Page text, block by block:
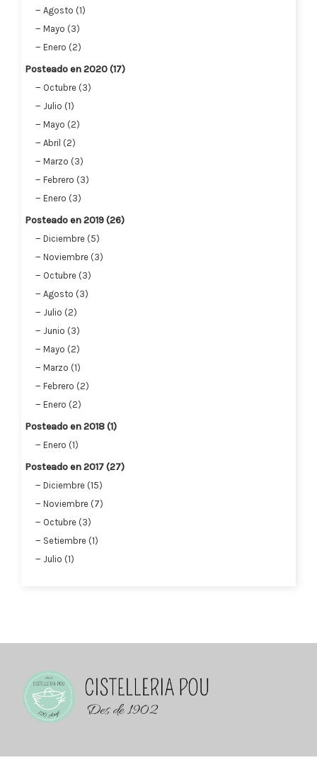
Agosto (1)
Mayo (3)
Enero (2)
Posteado en 2020 (17)
Octubre (3)
Julio (1)
Mayo (2)
Abril (2)
Marzo (3)
Febrero (3)
Enero (3)
Posteado en 2019 (26)
Diciembre (5)
Noviembre (3)
Octubre (3)
Agosto (3)
Julio (2)
Junio (3)
Mayo (2)
Marzo (1)
Febrero (2)
Enero (2)
Posteado en 2018 (1)
Enero (1)
Posteado en 2017 (27)
Diciembre (15)
Noviembre (7)
Octubre (3)
Setiembre (1)
Julio (1)